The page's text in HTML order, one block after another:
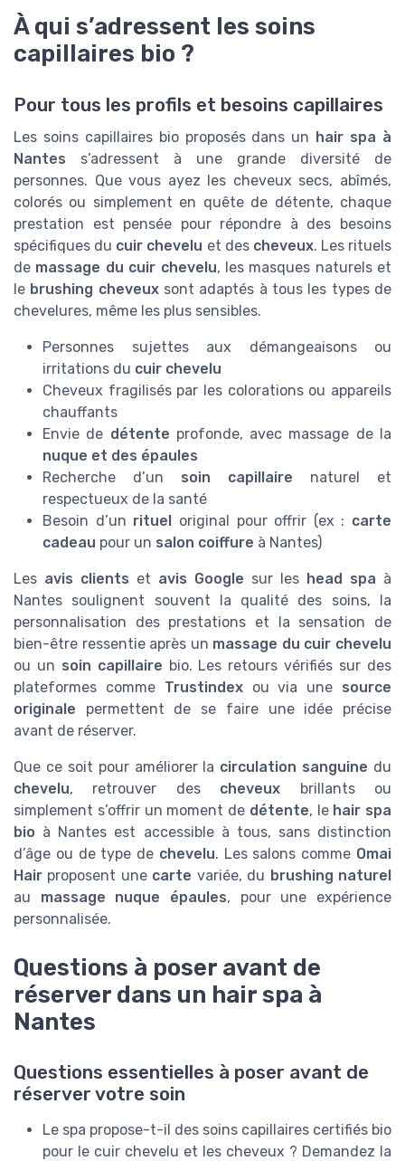
À qui s’adressent les soins
capillaires bio ?
Pour tous les profils et besoins capillaires
Les soins capillaires bio proposés dans un hair spa à
Nantes s’adressent à une grande diversité de
personnes. Que vous ayez les cheveux secs, abîmés,
colorés ou simplement en quête de détente, chaque
prestation est pensée pour répondre à des besoins
spécifiques du cuir chevelu et des cheveux. Les rituels
de massage du cuir chevelu, les masques naturels et
le brushing cheveuxsont adaptés à tous les types de
chevelures, même les plus sensibles.
Personnes sujettes aux démangeaisons ou
irritations du cuir chevelu
Cheveux fragilisés par les colorations ou appareils
chauffants
Envie de détente profonde, avec massage de la
nuque et des épaules
Recherche d’un soin capillaire naturel et
respectueux de la santé
Besoin d’un rituel original pour offrir (ex : carte
cadeau pour un salon coiffure à Nantes)
Les avis clients et avis Google sur les head spa à
Nantes soulignent souvent la qualité des soins, la
personnalisation des prestations et la sensation de
bien-être ressentie après un massage du cuir chevelu
ou un soin capillaire bio. Les retours vérifiés sur des
plateformes comme Trustindexou via une source
originale permettent de se faire une idée précise
avant de réserver.
Que ce soit pour améliorer la circulation sanguine du
chevelu, retrouver des cheveux brillants ou
simplement s’offrir un moment de détente, le hair spa
bio à Nantes est accessible à tous, sans distinction
d’âge ou de type de chevelu. Les salons comme Omai
Hair proposent une carte variée, du brushing naturel
au massage nuque épaules, pour une expérience
personnalisée.
Questions à poser avant de
réserver dans un hair spa à
Nantes
Questions essentielles à poser avant de
réserver votre soin
Le spa propose-t-il des soins capillaires certifiés bio
pour le cuir chevelu et les cheveux ? Demandez la